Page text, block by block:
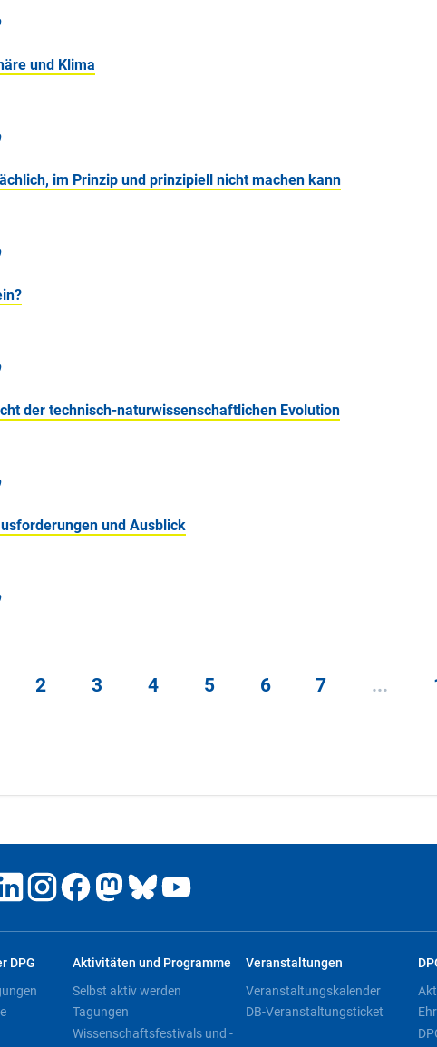
und Klima
im Prinzip und prinzipiell nicht machen kann
der technisch-naturwissenschaftlichen Evolution
und Ausblick
2 3 4 5 6 7 ...
DPG Aktivitäten und Programme
Selbst aktiv werden
Tagungen
Wissenschaftsfestivals und -
Veranstaltungen
Veranstaltungskalender
DB-Veranstaltungsticket